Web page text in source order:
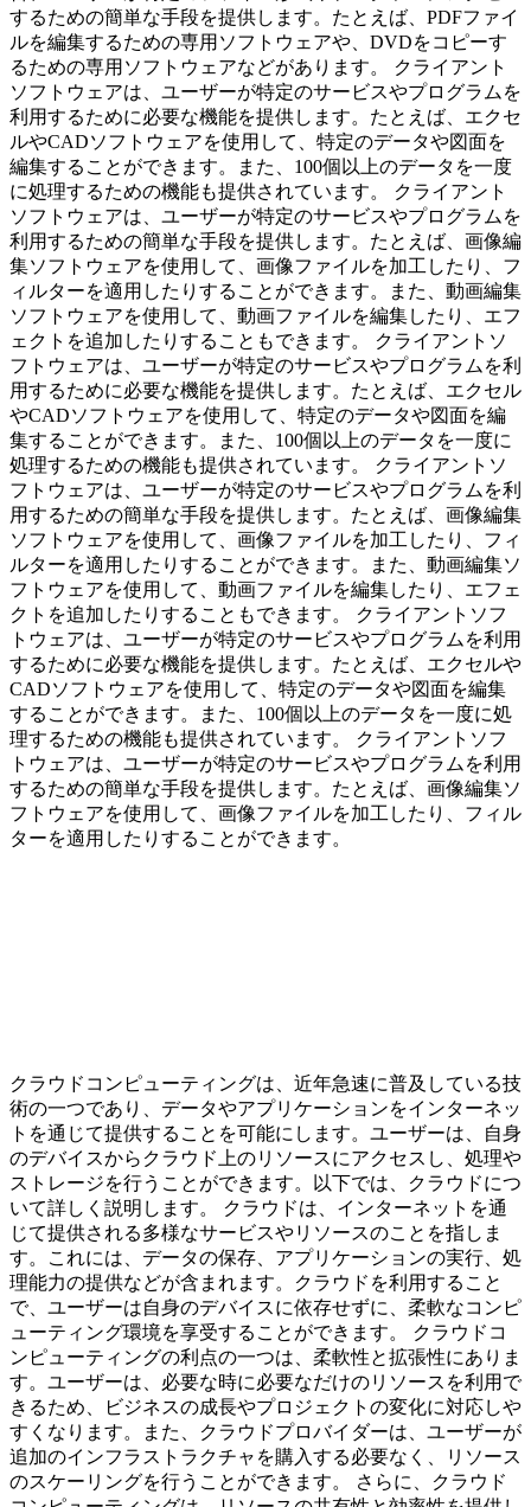
するための簡単な手段を提供します。たとえば、PDFファイ
ルを編集するための専用ソフトウェアや、DVDをコピーす
るための専用ソフトウェアなどがあります。 クライアント
ソフトウェアは、ユーザーが特定のサービスやプログラムを
利用するために必要な機能を提供します。たとえば、エクセ
ルやCADソフトウェアを使用して、特定のデータや図面を
編集することができます。また、100個以上のデータを一度
に処理するための機能も提供されています。 クライアント
ソフトウェアは、ユーザーが特定のサービスやプログラムを
利用するための簡単な手段を提供します。たとえば、画像編
集ソフトウェアを使用して、画像ファイルを加工したり、フ
ィルターを適用したりすることができます。また、動画編集
ソフトウェアを使用して、動画ファイルを編集したり、エフ
ェクトを追加したりすることもできます。 クライアントソ
フトウェアは、ユーザーが特定のサービスやプログラムを利
用するために必要な機能を提供します。たとえば、エクセル
やCADソフトウェアを使用して、特定のデータや図面を編
集することができます。また、100個以上のデータを一度に
処理するための機能も提供されています。 クライアントソ
フトウェアは、ユーザーが特定のサービスやプログラムを利
用するための簡単な手段を提供します。たとえば、画像編集
ソフトウェアを使用して、画像ファイルを加工したり、フィ
ルターを適用したりすることができます。また、動画編集ソ
フトウェアを使用して、動画ファイルを編集したり、エフェ
クトを追加したりすることもできます。 クライアントソフ
トウェアは、ユーザーが特定のサービスやプログラムを利用
するために必要な機能を提供します。たとえば、エクセルや
CADソフトウェアを使用して、特定のデータや図面を編集
することができます。また、100個以上のデータを一度に処
理するための機能も提供されています。 クライアントソフ
トウェアは、ユーザーが特定のサービスやプログラムを利用
するための簡単な手段を提供します。たとえば、画像編集ソ
フトウェアを使用して、画像ファイルを加工したり、フィル
ターを適用したりすることができます。
クラウドコンピューティングは、近年急速に普及している技
術の一つであり、データやアプリケーションをインターネッ
トを通じて提供することを可能にします。ユーザーは、自身
のデバイスからクラウド上のリソースにアクセスし、処理や
ストレージを行うことができます。以下では、クラウドにつ
いて詳しく説明します。 クラウドは、インターネットを通
じて提供される多様なサービスやリソースのことを指しま
す。これには、データの保存、アプリケーションの実行、処
理能力の提供などが含まれます。クラウドを利用すること
で、ユーザーは自身のデバイスに依存せずに、柔軟なコンピ
ューティング環境を享受することができます。 クラウドコ
ンピューティングの利点の一つは、柔軟性と拡張性にありま
す。ユーザーは、必要な時に必要なだけのリソースを利用で
きるため、ビジネスの成長やプロジェクトの変化に対応しや
すくなります。また、クラウドプロバイダーは、ユーザーが
追加のインフラストラクチャを購入する必要なく、リソース
のスケーリングを行うことができます。 さらに、クラウド